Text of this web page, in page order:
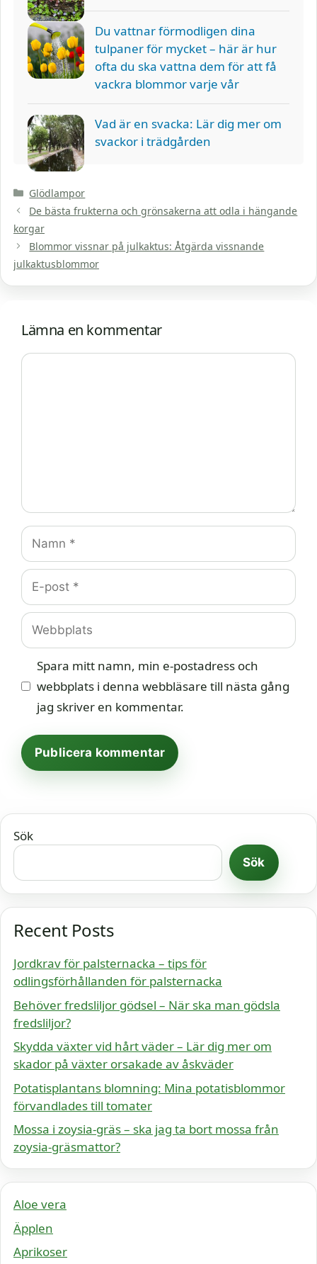
Du vattnar förmodligen dina
tulpaner för mycket – här är hur
ofta du ska vattna dem för att få
vackra blommor varje vår
Vad är en svacka: Lär dig mer om
svackor i trädgården
Kategorier
Glödlampor
De bästa frukterna och grönsakerna att odla i hängande
korgar
Blommor vissnar på julkaktus: Åtgärda vissnande
julkaktusblommor
Lämna en kommentar
Kommentar
Namn
E-
post
Webbplats
Spara mitt namn, min e-postadress och
webbplats i denna webbläsare till nästa gång
jag skriver en kommentar.
Sök
Sök
Recent Posts
Jordkrav för palsternacka – tips för
odlingsförhållanden för palsternacka
Behöver fredsliljor gödsel – När ska man gödsla
fredsliljor?
Skydda växter vid hårt väder – Lär dig mer om
skador på växter orsakade av åskväder
Potatisplantans blomning: Mina potatisblommor
förvandlades till tomater
Mossa i zoysia-gräs – ska jag ta bort mossa från
zoysia-gräsmattor?
Aloe vera
Äpplen
Aprikoser